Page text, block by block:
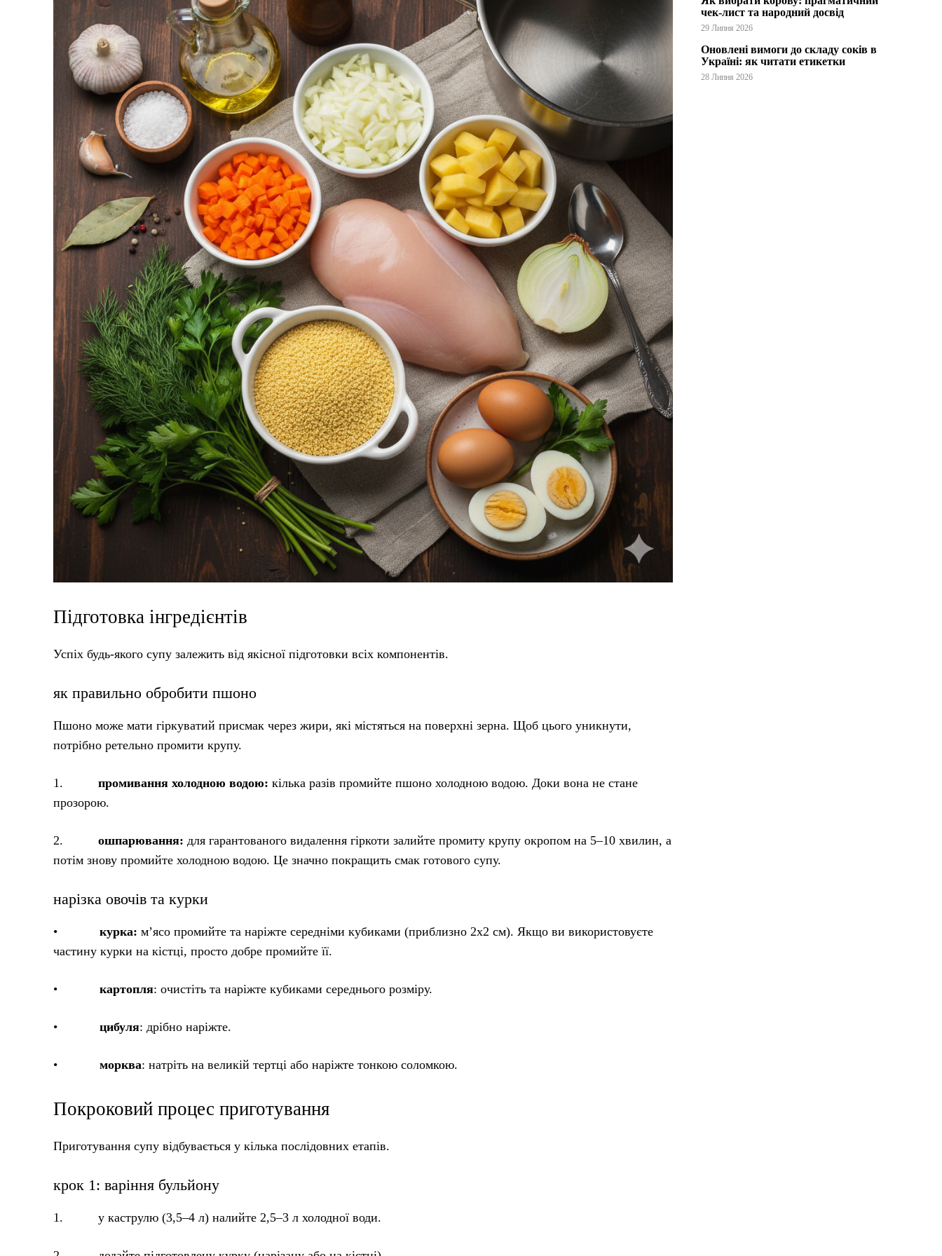
Підготовка інгредієнтів
Успіх будь-якого супу залежить від якісної підготовки всіх компонентів.
як правильно обробити пшоно
Пшоно може мати гіркуватий присмак через жири, які містяться на поверхні зерна. Щоб цього уникнути,
потрібно ретельно промити крупу.
1. промивання холодною водою: кілька разів промийте пшоно холодною водою. Доки вона не стане
прозорою.
2. ошпарювання: для гарантованого видалення гіркоти залийте промиту крупу окропом на 5–10 хвилин, а
потім знову промийте холодною водою. Це значно покращить смак готового супу.
нарізка овочів та курки
• курка: м’ясо промийте та наріжте середніми кубиками (приблизно 2х2 см). Якщо ви використовуєте
частину курки на кістці, просто добре промийте її.
• картопля: очистіть та наріжте кубиками середнього розміру.
• цибуля: дрібно наріжте.
• морква: натріть на великій тертці або наріжте тонкою соломкою.
Покроковий процес приготування
Приготування супу відбувається у кілька послідовних етапів.
крок 1: варіння бульйону
1. у каструлю (3,5–4 л) налийте 2,5–3 л холодної води.
чек-лист та народний досвід
29 Липня 2026
Оновлені вимоги до складу соків в
Україні: як читати етикетки
28 Липня 2026